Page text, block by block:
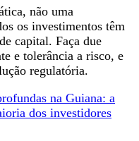
não uma
os investimentos têm
capital. Faça due
e tolerância a risco, e
regulatória.
na Guiana: a
dos investidores